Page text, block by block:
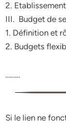
2.
III. Budget de
1. Définition et
2. Budgets
………
Si le lien ne